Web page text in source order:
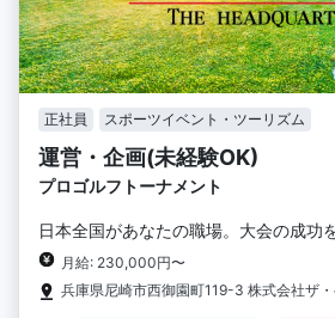
正社員 スポーツイベント・ツーリズム
運営・企画(未経験OK)
プロゴルフトーナメント
日本全国があなたの職場。大会の成功
月給: 230,000円〜
兵庫県尼崎市西御園町119-3 株式会社ザ